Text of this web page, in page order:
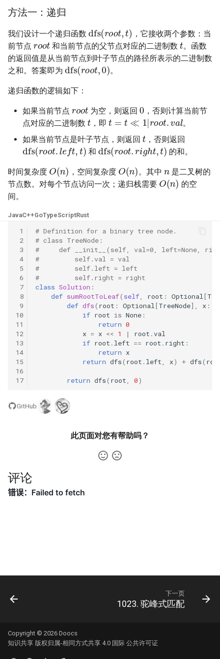
28. 对称的二叉树
29. 顺时针打印矩阵
30. 包含 min 函数的栈
31. 栈的压入、弹出序列
32.1. 从上到下打印二叉树
32.2. 从上到下打印二叉树 II
33. 二叉搜索树的后序遍历序
列
35. 复杂链表的复制
36. 二叉搜索树与双向链表
37. 序列化二叉树
38. 字符串的排列
39. 数组中出现次数超过一半
的数字
41. 数据流中的中位数
42. 连续子数组的最大和
43. 1 ～ n 整数中 1 出现的次
数
44. 数字序列中某一位的数字
48. 最长不含重复字符的子字
49. 丑数
23. 两个链表的第一个重合节
点
24. 反转链表
25. 链表中的两数相加
26. 重排链表
27. 回文链表
28. 展平多级双向链表
30. 插入、删除和随机访问都
是 O(1) 的容器
31. 最近最少使用缓存
32. 有效的变位词
33. 变位词组
34. 外星语言是否排序
35. 最小时间差
36. 后缀表达式
37. 小行星碰撞
39. 直方图最大矩形面积
40. 矩阵中最大的矩形
42. 最近请求次数
48. 序列化与反序列化二叉树
4.3. 特定深度节点链表
4.4. 检查平衡性
4.5. 合法二叉搜索树
4.9. 二叉搜索树序列
4.10. 检查子树
4.12. 求和路径
5.1. 插入
5.3. 翻转数位
5.4. 下一个数
5.6. 整数转换
5.7. 配对交换
5.8. 绘制直线
8.1. 三步问题
8.3. 魔术索引
8.6. 汉诺塔问题
8.12. 八皇后
8.13. 堆箱子
方法一：递归
我们设计一个递归函数
dfs o t,
，它接收两个参数：当
前节点
root
和当前节点的父节点对应的二进制数
t
。函数
的返回值是从当前节点到叶子节点的路径所表示的二进制数
之和。答案即为
dfs(root,0)
。
递归函数的逻辑如下：
如果当前节点 为空，则返回
，否则计算当前节
点对应的二进制数
t
，即
t =t≪1|ro ot.val
。
如果当前节点是叶子节点，则返回
，否则返回
dfs(root.left, t)
和
dfs (root.r ight,t)
的和。
时间复杂度
O ( n)
，空间复杂度
O ( n)
。其中
是二叉树的
节点数。对每个节点访问一次；递归栈需要
O(n)
的空
间。
JavaC++GoTypeScriptRust
1
2
3
4
5
6
7
8
9
10
11
12
13
14
15
16
17
# Definition for a binary tree node.
# class TreeNode:
#     def __init__(self, val=0, left=None,
#         self.val = val
#         self.left = left
#         self.right = right
class Solution :
def sumRootToLeaf( self, root : Optional[
def dfs( root : Optional[TreeNode], x :
if root is None :
return 0
x = x << 1 | root .val
if root . left == root . right :
return x
return dfs( root . left, x) + dfs(
return dfs( root, 0)
GitHub
此页面对您有帮助吗？
评论
下一页
1023. 驼峰式匹配
Copyright © 2026 Doocs
知识共享 版权归属-相同方式共享 4.0 国际 公共许可证